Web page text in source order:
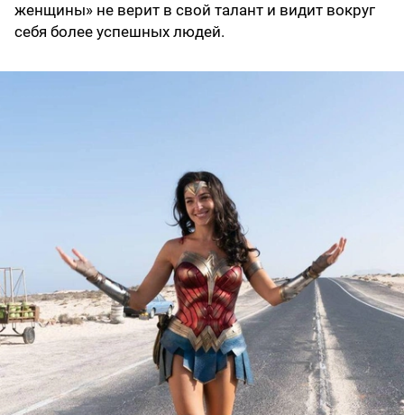
женщины» не верит в свой талант и видит вокруг
себя более успешных людей.